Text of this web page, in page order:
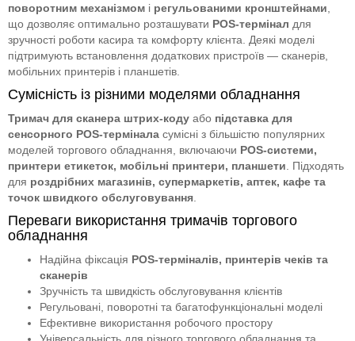
поворотним механізмом і регульованими кронштейнами,
що дозволяє оптимально розташувати POS-термінал для
зручності роботи касира та комфорту клієнта. Деякі моделі
підтримують встановлення додаткових пристроїв — сканерів,
мобільних принтерів і планшетів.
Сумісність із різними моделями обладнання
Тримач для сканера штрих-коду або підставка для
сенсорного POS-термінала сумісні з більшістю популярних
моделей торгового обладнання, включаючи POS-системи,
принтери етикеток, мобільні принтери, планшети. Підходять
для роздрібних магазинів, супермаркетів, аптек, кафе та
точок швидкого обслуговування.
Переваги використання тримачів торгового
обладнання
Надійна фіксація POS-терміналів, принтерів чеків та
сканерів
Зручність та швидкість обслуговування клієнтів
Регульовані, поворотні та багатофункціональні моделі
Ефективне використання робочого простору